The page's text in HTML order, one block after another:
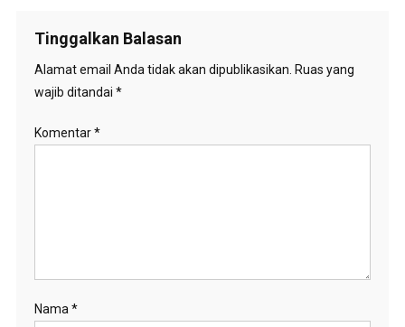
Tinggalkan Balasan
Alamat email Anda tidak akan dipublikasikan. Ruas yang
wajib ditandai *
Komentar*
Nama *